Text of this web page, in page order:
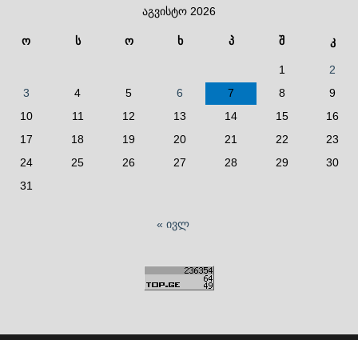
აგვისტო 2026
ო ს ო ხ პ შ კ
1
2
3
4 5 6 7 8
9
10
11 12 13 14 15
16
17
18 19 20 21 22
23
24
25 26 27 28 29
30
31
« ივლ